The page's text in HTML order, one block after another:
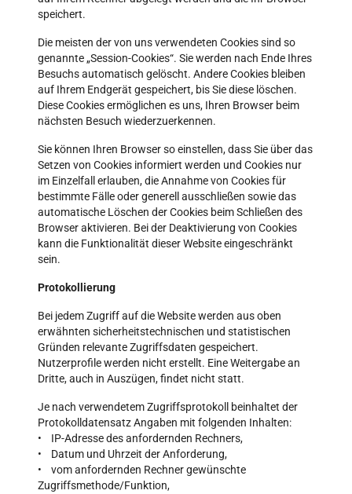
speichert.
Die meisten der von uns verwendeten Cookies sind so
genannte „Session-Cookies“. Sie werden nach Ende Ihres
Besuchs automatisch gelöscht. Andere Cookies bleiben
auf Ihrem Endgerät gespeichert, bis Sie diese löschen.
Diese Cookies ermöglichen es uns, Ihren Browser beim
nächsten Besuch wiederzuerkennen.
Sie können Ihren Browser so einstellen, dass Sie über das
Setzen von Cookies informiert werden und Cookies nur
im Einzelfall erlauben, die Annahme von Cookies für
bestimmte Fälle oder generell ausschließen sowie das
automatische Löschen der Cookies beim Schließen des
Browser aktivieren. Bei der Deaktivierung von Cookies
kann die Funktionalität dieser Website eingeschränkt
sein.
Protokollierung
Bei jedem Zugriff auf die Website werden aus oben
erwähnten sicherheitstechnischen und statistischen
Gründen relevante Zugriffsdaten gespeichert.
Nutzerprofile werden nicht erstellt. Eine Weitergabe an
Dritte, auch in Auszügen, findet nicht statt.
Je nach verwendetem Zugriffsprotokoll beinhaltet der
Protokolldatensatz Angaben mit folgenden Inhalten:
• IP-Adresse des anfordernden Rechners,
• Datum und Uhrzeit der Anforderung,
• vom anfordernden Rechner gewünschte
Zugriffsmethode/Funktion,